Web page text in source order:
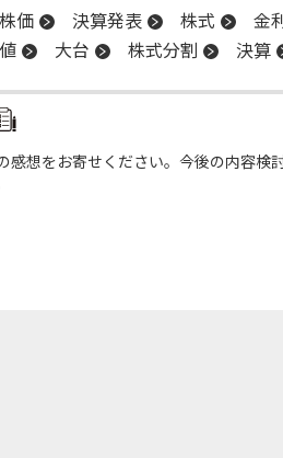
株価 決算発表 株式 金
大台 株式分割 決算
感想をお寄せください。今後の内容検